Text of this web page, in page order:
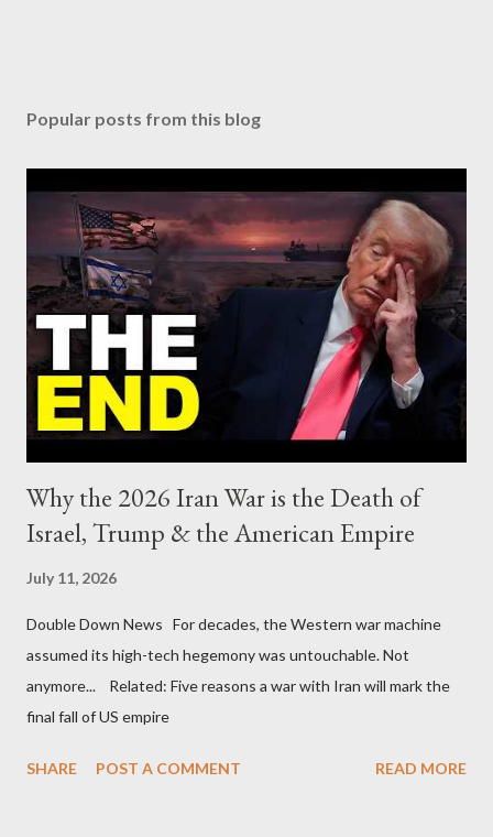
Popular posts from this blog
Why the 2026 Iran War is the Death of
Israel, Trump & the American Empire
July 11, 2026
Double Down News For decades, the Western war machine
assumed its high-tech hegemony was untouchable. Not
anymore... Related: Five reasons a war with Iran will mark the
final fall of US empire
SHARE POST A COMMENT READ MORE